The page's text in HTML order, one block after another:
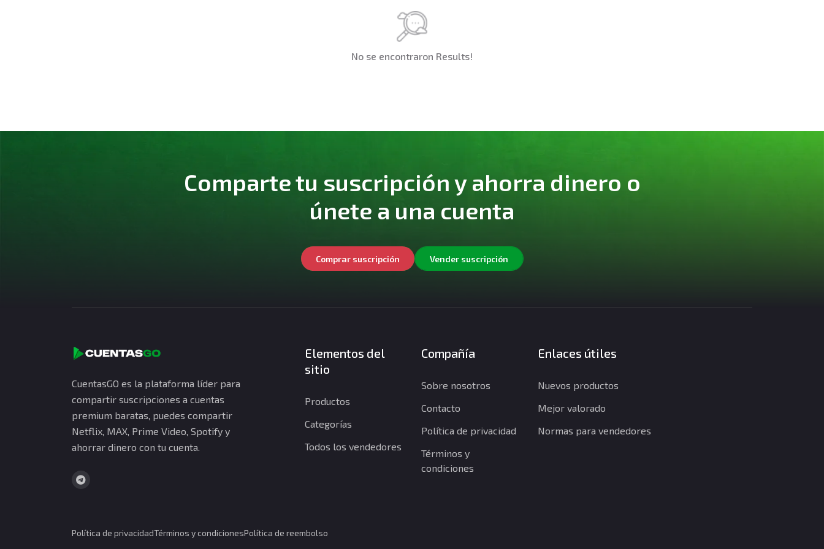
No se encontraron Results!
Comparte tu suscripción y ahorra dinero o
únete a una cuenta
Comprar suscripción Vender suscripción
CuentasGO es la plataforma líder para
compartir suscripciones a cuentas
premium baratas, puedes compartir
Netflix, MAX, Prime Video, Spotify y
ahorrar dinero con tu cuenta.
Elementos del
sitio
Productos
Categorías
Todos los vendedores
Compañía
Sobre nosotros
Contacto
Política de privacidad
Términos y
condiciones
Enlaces útiles
Nuevos productos
Mejor valorado
Normas para vendedores
Política de privacidadTérminos y condicionesPolítica de reembolso